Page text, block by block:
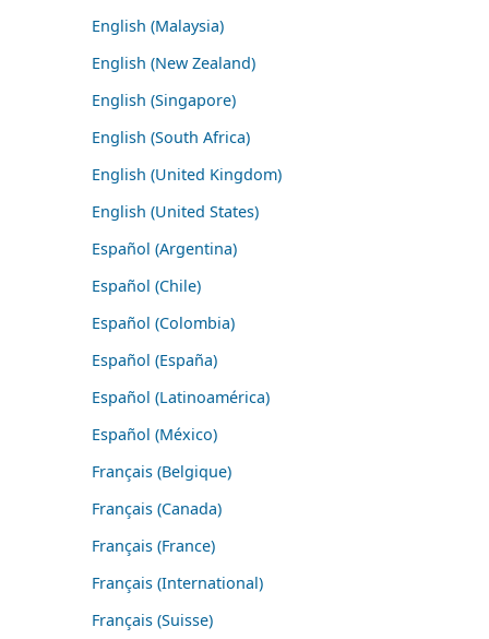
English (Malaysia)
English (New Zealand)
English (Singapore)
English (South Africa)
English (United Kingdom)
English (United States)
Español (Argentina)
Español (Chile)
Español (Colombia)
Español (España)
Español (Latinoamérica)
Español (México)
Français (Belgique)
Français (Canada)
Français (France)
Français (International)
Français (Suisse)